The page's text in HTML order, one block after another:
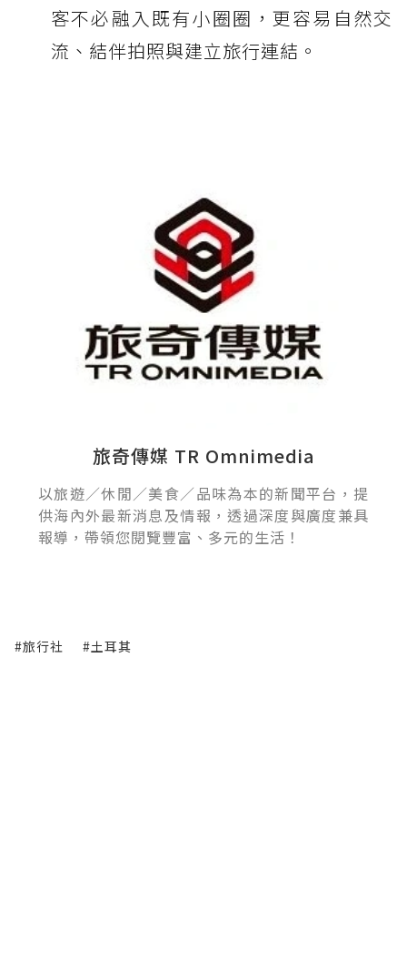
客不必融入既有小圈圈，更容易自然交
流、結伴拍照與建立旅行連結。
旅奇傳媒 TR Omnimedia
以旅遊／休閒／美食／品味為本的新聞平台，提
供海內外最新消息及情報，透過深度與廣度兼具
報導，帶領您閱覽豐富、多元的生活！
#旅行社 #土耳其